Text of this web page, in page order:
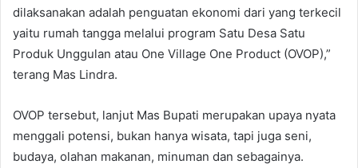
dilaksanakan adalah penguatan ekonomi dari yang terkecil
yaitu rumah tangga melalui program Satu Desa Satu
Produk Unggulan atau One Village One Product (OVOP),”
terang Mas Lindra.
OVOP tersebut, lanjut Mas Bupati merupakan upaya nyata
menggali potensi, bukan hanya wisata, tapi juga seni,
budaya, olahan makanan, minuman dan sebagainya.